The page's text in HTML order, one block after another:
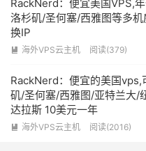
RackNerd：便宜美国VPS,
洛杉矶/圣何塞/西雅图等多机
换IP
 海外VPS云主机 阅读(379)
RackNerd：便宜的美国vps,
矶/圣何塞/西雅图/亚特兰大/
达拉斯 10美元一年
 海外VPS云主机 阅读(2016)